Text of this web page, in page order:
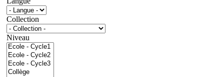
Collection
Niveau